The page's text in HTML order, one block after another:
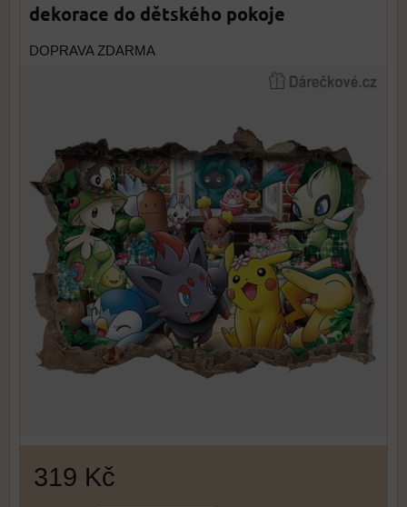
dekorace do dětského pokoje
DOPRAVA ZDARMA
319 Kč